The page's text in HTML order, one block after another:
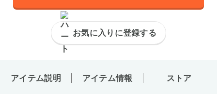
お気に入りに登録する
アイテム説明 アイテム情報 ストア